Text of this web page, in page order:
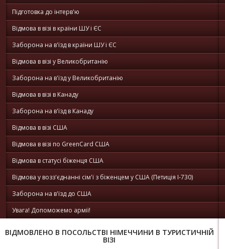
Підготовка до інтерв'ю
Відмова в візі в країни ШУ і ЄС
Заборона на в'їзд в країни ШУ і ЄС
Відмова в візі у Великобританію
Заборона на в'їзд у Великобританію
Відмова в візі в Канаду
Заборона на в'їзд в Канаду
Відмова в візі США
Відмова в візі по GreenCard США
Відмова в статусі біженця США
Відмова у возз'єднанні сім'ї з біженцем у США (Петиція I-730)
Заборона на в'їзд до США
Увага! Допоможемо армії!
ВІДМОВЛЕНО В ПОСОЛЬСТВІ НІМЕЧЧИНИ В ТУРИСТИЧНІЙ
ВІЗІ